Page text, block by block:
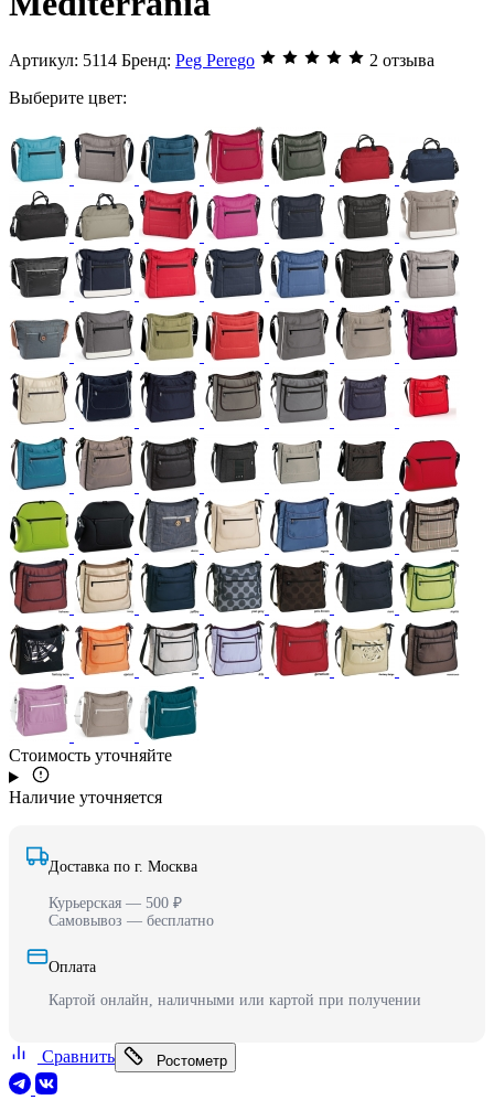
Артикул: 5114 Бренд: Peg Perego
2 отзыва
Выберите цвет:
Стоимость уточняйте
Наличие уточняется
Доставка по г. Москва
Курьерская — 500 ₽
Самовывоз — бесплатно
Оплата
Картой онлайн, наличными или картой при получении
Сравнить Ростометр